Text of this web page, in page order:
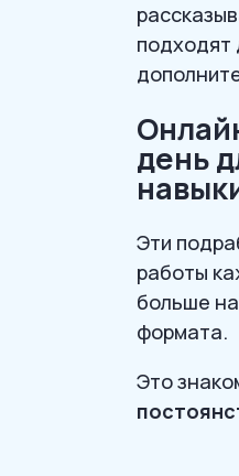
подходят
день
Эти
работы
больше
формата.
Это